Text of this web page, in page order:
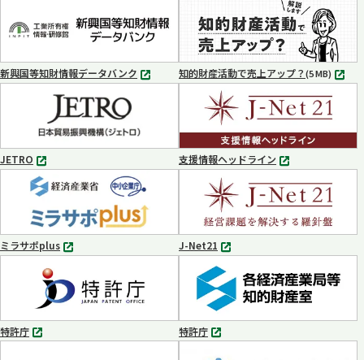
ブ
で
く
タ
ブ
で
開
く
新興国等知財情報データバンク
別
開
く
知的財産活動で売上アップ？(5 MB) MP4
JETRO
別
タ
ブ
で
開
く
支援情報ヘッドライン
別
タ
ブ
で
開
く
ミラサポplus
別
ブ
で
開
く
J-Net21
別
タ
ブ
で
開
く
特許庁
別
特許庁
別